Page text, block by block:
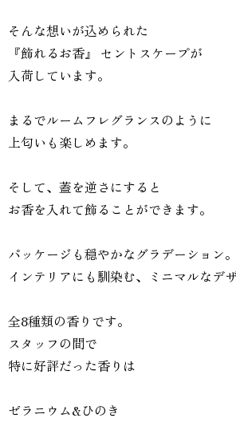
そんな想いが込められた
『飾れるお香』 セントスケープが
入荷しています。
まるでルームフレグランスのように
上匂いも楽しめます。
そして、蓋を逆さにすると
お香を入れて飾ることができます。
パッケージも穏やかなグラデーション。
インテリアにも馴染む、ミニマルなデ
全8種類の香りです。
スタッフの間で
特に好評だった香りは
ゼラニウム&ひのき